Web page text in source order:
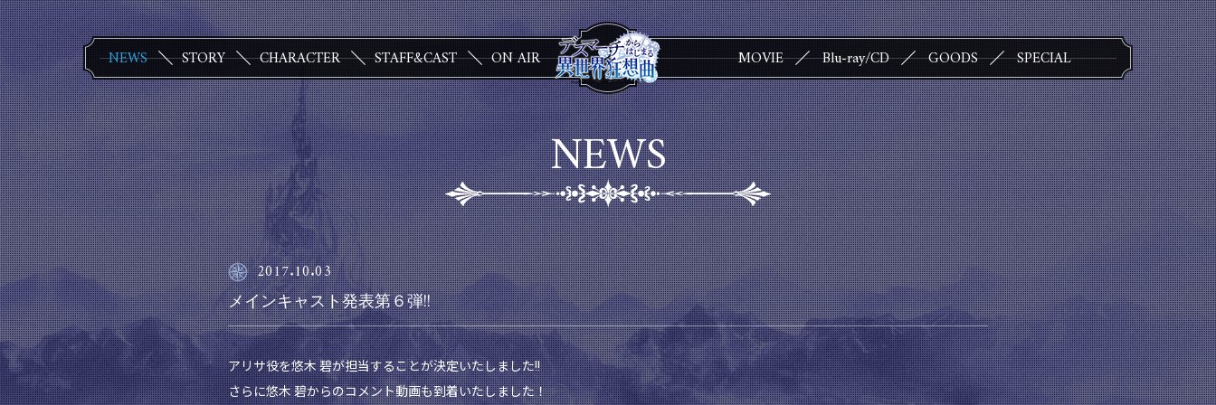
NEWS STORY CHARACTER STAFF&CAST ON AIR MOVIE Blu-ray/CD GOODS SPECIAL
NEWS
2017.10.03
メインキャスト発表第６弾!!
アリサ役を悠木 碧が担当することが決定いたしました!!
さらに悠木 碧からのコメント動画も到着いたしました！